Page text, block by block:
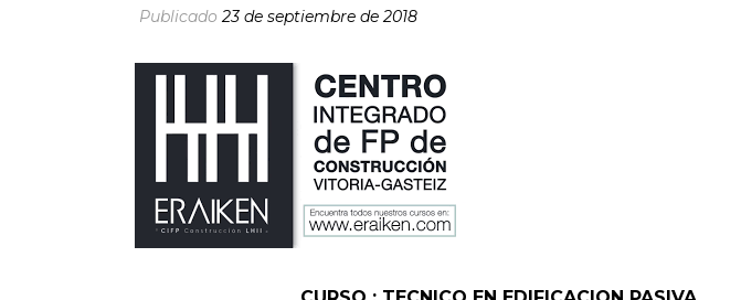
Publicado23 de septiembre de 2018